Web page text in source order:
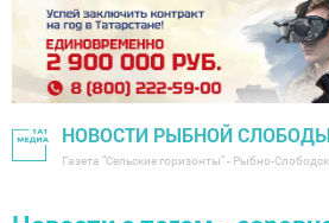
НОВОСТИ РЫБНОЙ СЛОБОДЫ
Газета "Сельские горизонты" - Рыбно-